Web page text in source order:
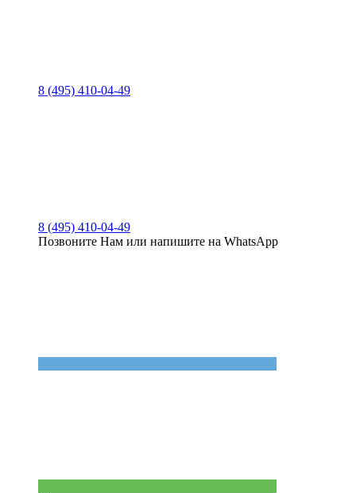
8 (495) 410-04-49
8 (495) 410-04-49
Позвоните Нам или напишите на WhatsApp